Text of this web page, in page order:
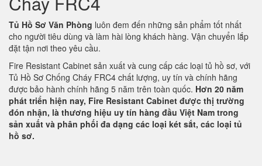
Tủ Hồ Sơ Văn Phòng luôn đem đến những sản phẩm tốt nhất
cho người tiêu dùng và làm hài lòng khách hàng. Vận chuyển lắp
đặt tận nơi theo yêu cầu.
Fire Resistant Cabinet sản xuất và cung cấp các loại tủ hồ sơ, với
Tủ Hồ Sơ Chống Cháy FRC4 chất lượng, uy tín và chính hãng
được bảo hành chính hãng 5 năm trên toàn quốc. Hơn 20 năm
phát triển hiện nay, Fire Resistant Cabinet được thị trường
đón nhận, là thương hiệu uy tín hàng đầu Việt Nam trong
sản xuất và phân phối đa dạng các loại két sắt, các loại tủ
hồ sơ.